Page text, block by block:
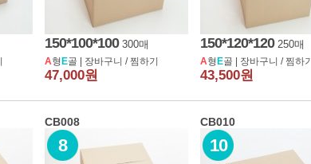
150*100*100 300매
A형 E골 | 장바구니 /찜하기
47,000원
150*120*120 250매
A형 E골 | 장바구니 /찜하기
43,500원
CB008
8
CB010
10